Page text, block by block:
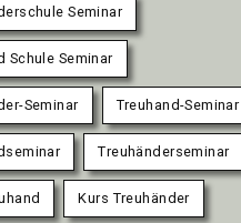
Seminar
Schule Seminar
Seminar Treuhand-Seminar
Treuhänderseminar
Kurs Treuhänder